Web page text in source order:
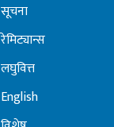
सूचना
रेमिट्यान्स
लघुवित्त
English